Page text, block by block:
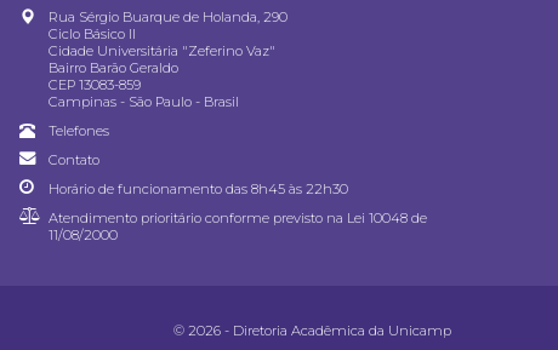
Rua Sérgio Buarque de Holanda, 290
Ciclo Básico II
Cidade Universitária "Zeferino Vaz"
Bairro Barão Geraldo
CEP 13083-859
Campinas - São Paulo - Brasil
Telefones
Contato
Horário de funcionamento das 8h45 às 22h30
Atendimento prioritário conforme previsto na Lei 10048 de
11/08/2000
© 2026 - Diretoria Acadêmica da Unicamp